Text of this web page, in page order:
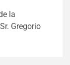
la
Gregorio